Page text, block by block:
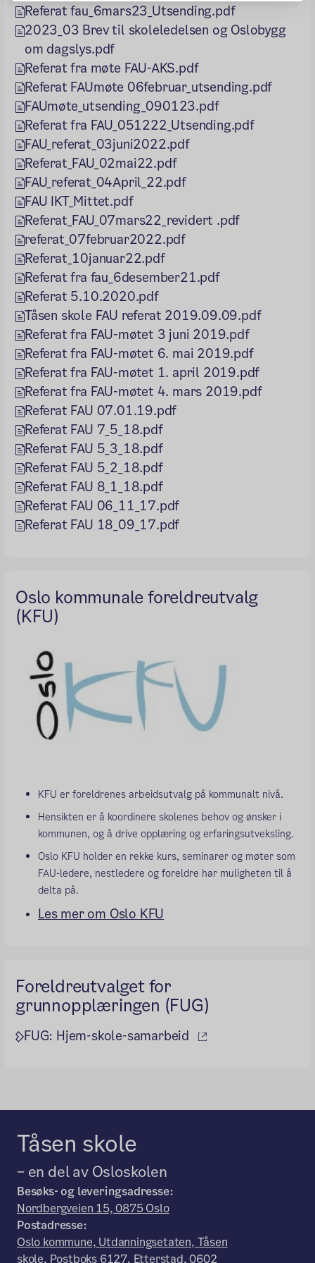
Referat fau_6mars23_Utsending.pdf
2023_03 Brev til skoleledelsen og Oslobygg
om dagslys.pdf
Referat fra møte FAU-AKS.pdf
Referat FAUmøte 06februar_utsending.pdf
FAUmøte_utsending_090123.pdf
Referat fra FAU_051222_Utsending.pdf
FAU_referat_03juni2022.pdf
Referat_FAU_02mai22.pdf
FAU_referat_04April_22.pdf
FAU IKT_Mittet.pdf
Referat_FAU_07mars22_revidert .pdf
referat_07februar2022.pdf
Referat_10januar22.pdf
Referat fra fau_6desember21.pdf
Referat 5.10.2020.pdf
Tåsen skole FAU referat 2019.09.09.pdf
Referat fra FAU-møtet 3 juni 2019.pdf
Referat fra FAU-møtet 6. mai 2019.pdf
Referat fra FAU-møtet 1. april 2019.pdf
Referat fra FAU-møtet 4. mars 2019.pdf
Referat FAU 07.01.19.pdf
Referat FAU 7_5_18.pdf
Referat FAU 5_3_18.pdf
Referat FAU 5_2_18.pdf
Referat FAU 8_1_18.pdf
Referat FAU 06_11_17.pdf
Referat FAU 18_09_17.pdf
Oslo kommunale foreldreutvalg
(KFU)
KFU er foreldrenes arbeidsutvalg på kommunalt nivå.
Hensikten er å koordinere skolenes behov og ønsker i
kommunen, og å drive opplæring og erfaringsutveksling.
Oslo KFU holder en rekke kurs, seminarer og møter som
FAU-ledere, nestledere og foreldre har muligheten til å
delta på.
Les mer om Oslo KFU
Foreldreutvalget for
grunnopplæringen (FUG)
FUG: Hjem-skole-samarbeid (ekstern lenke)
Tåsen skole
– en del av Osloskolen
Besøks- og leveringsadresse:
Nordbergveien 15, 0875 Oslo
Postadresse:
Oslo kommune, Utdanningsetaten, Tåsen
skole, Postboks 6127, Etterstad, 0602